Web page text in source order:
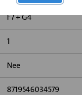
F7 + G4
1
Nee
8719546034579